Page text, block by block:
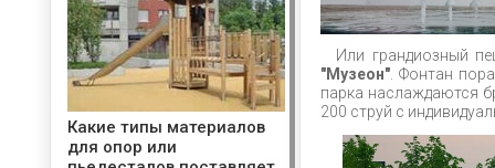
Или грандиозный
"Музеон" . Фонтан
парка наслаждаются
200 струй с
Какие типы материалов
для опор или